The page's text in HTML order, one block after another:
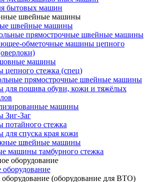
бытовых машин
швейные машины
прямострочные швейные машины
обметочные машины цепного
машины
стежка (спец)
прямострочные швейные машины
пошива обуви, кожи и тяжёлых
машины
Заг
стежка
спуска края кожи
швейные машины
машины тамбурного стежка